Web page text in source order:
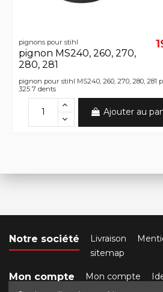
pignons pour stihl
pignon MS240, 260, 270,
280, 281
pignon pour stihl MS240, 260, 270, 280, 281
325 7 dents
Ajouter au
Notre société Livraison
sitemap
Mon compte Mon compte